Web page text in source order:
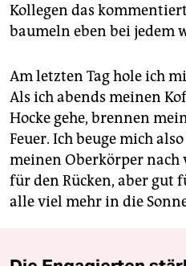
Kollegen das
baumeln eben bei jedem
Am letzten Tag hole ich
Als ich abends meinen
Hocke gehe, brennen
Feuer. Ich beuge mich
meinen Oberkörper nach
für den Rücken, aber gut
alle viel mehr in die